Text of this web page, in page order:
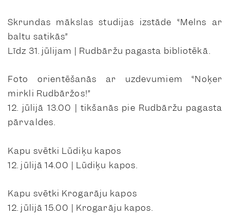
Skrundas mākslas studijas izstāde “Melns ar
baltu satikās”
Līdz 31. jūlijam | Rudbāržu pagasta bibliotēkā.
Foto orientēšanās ar uzdevumiem “Noķer
mirkli Rudbāržos!”
12. jūlijā 13.00 | tikšanās pie Rudbāržu pagasta
pārvaldes.
Kapu svētki Lūdiķu kapos
12. jūlijā 14.00 | Lūdiķu kapos.
Kapu svētki Krogarāju kapos
12. jūlijā 15.00 | Krogarāju kapos.